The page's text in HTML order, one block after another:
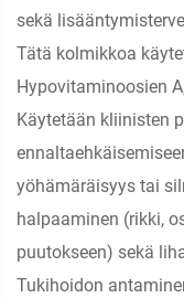
sekä
Tätä kolmikkoa
Hypovitaminoosien
Käytetään kliinisten
yöhämäräisyys tai
halpaaminen (rikki,
puutokseen) sekä
Tukihoidon